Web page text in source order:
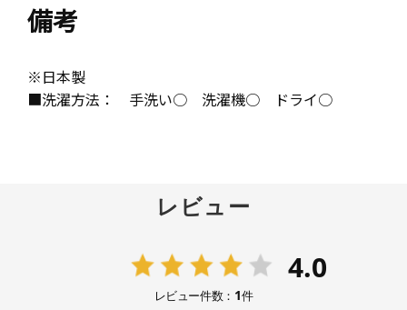
備考
※日本製
■洗濯方法： 手洗い○ 洗濯機○ ドライ○
レビュー
4.0
レビュー件数： 1件